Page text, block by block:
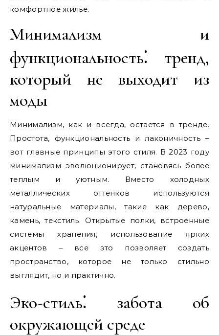
комфортное жилье.
Минимализм и
функциональность⁚ тренд,
который не выходит из
моды
Минимализм, как и всегда, остается в тренде.
Простота, функциональность и лаконичность –
вот главные принципы этого стиля. В 2023 году
минимализм эволюционирует, становясь более
теплым и уютным. Вместо холодных
металлических оттенков используются
натуральные материалы, такие как дерево,
камень, текстиль. Открытые полки, встроенные
системы хранения, использование ярких
акцентов ‒ все это позволяет создать
пространство, которое не только стильно
выглядит, но и практично.
Эко-стиль⁚ забота об
окружающей среде